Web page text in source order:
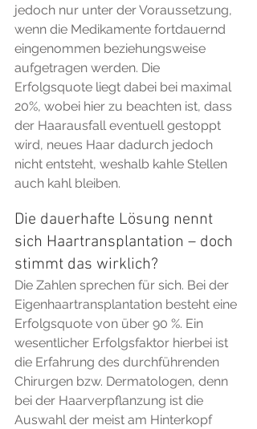
jedoch nur unter der Voraussetzung,
wenn die Medikamente fortdauernd
eingenommen beziehungsweise
aufgetragen werden. Die
Erfolgsquote liegt dabei bei maximal
20%, wobei hier zu beachten ist, dass
der Haarausfall eventuell gestoppt
wird, neues Haar dadurch jedoch
nicht entsteht, weshalb kahle Stellen
auch kahl bleiben.
Die dauerhafte Lösung nennt
sich Haartransplantation – doch
stimmt das wirklich?
Die Zahlen sprechen für sich. Bei der
Eigenhaartransplantation besteht eine
Erfolgsquote von über 90 %. Ein
wesentlicher Erfolgsfaktor hierbei ist
die Erfahrung des durchführenden
Chirurgen bzw. Dermatologen, denn
bei der Haarverpflanzung ist die
Auswahl der meist am Hinterkopf